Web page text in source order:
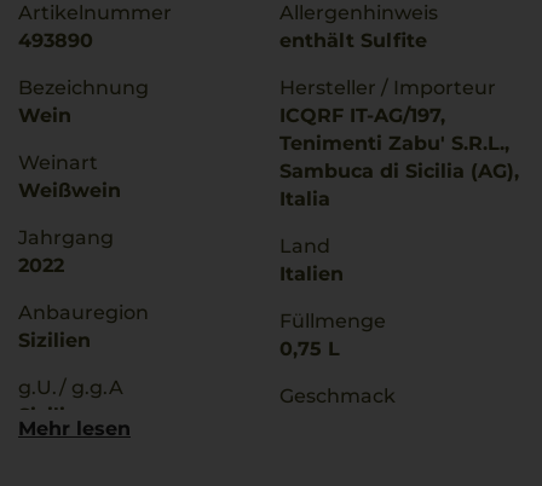
Artikelnummer
493890
Bezeichnung
Wein
Weinart
Weißwein
Jahrgang
2022
Anbauregion
Sizilien
g.U./ g.g.A
Sicilia
Allergenhinweis
enthält Sulfite
Hersteller / Importeur
ICQRF IT-AG/197,
Tenimenti Zabu' S.R.L.,
Sambuca di Sicilia (AG),
Italia
Land
Italien
Füllmenge
0,75 L
Geschmack
Mehr lesen